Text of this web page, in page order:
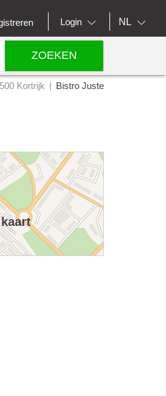
Login NL
ZOEKEN
Kortrijk Bistro Juste